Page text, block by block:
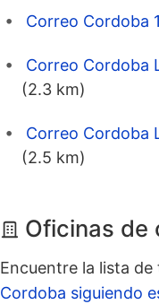
Correo Cordoba
Correo Cordoba
(2.3 km)
Correo Cordoba
(2.5 km)
Oficinas de
Encuentre la lista de
Cordoba siguiendo